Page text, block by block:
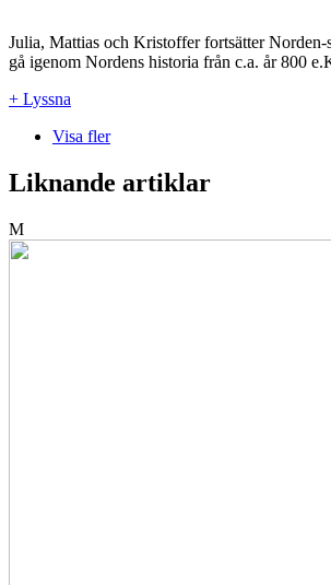
Julia, Mattias och Kristoffer fortsätter Norden-
gå igenom Nordens historia från c.a. år 800
+ Lyssna
Visa fler
Liknande artiklar
M